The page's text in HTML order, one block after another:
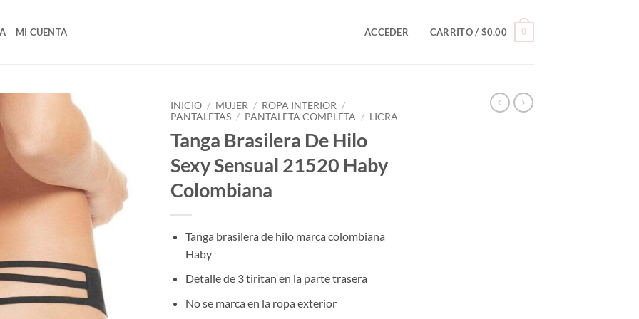
MI CUENTA ACCEDER CARRITO / $0.00 0
INICIO / MUJER / ROPA INTERIOR /
PANTALETAS / PANTALETA COMPLETA / LICRA
Tanga Brasilera De Hilo
Sexy Sensual 21520 Haby
Colombiana
Tanga brasilera de hilo marca colombiana
Haby
Detalle de 3 tiritan en la parte trasera
No se marca en la ropa exterior